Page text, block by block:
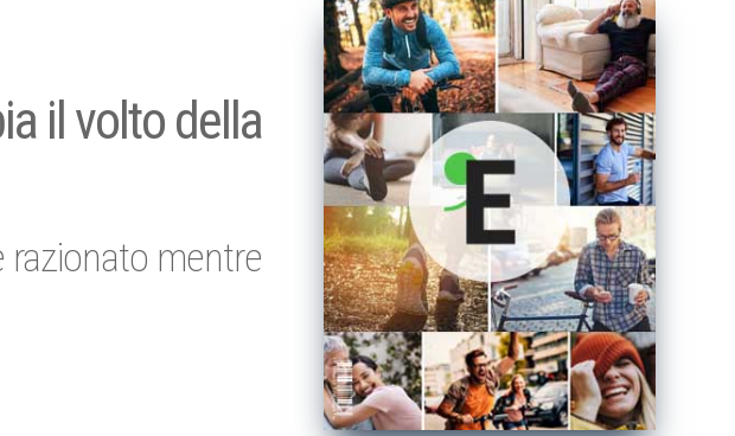
il volto della
razionato mentre